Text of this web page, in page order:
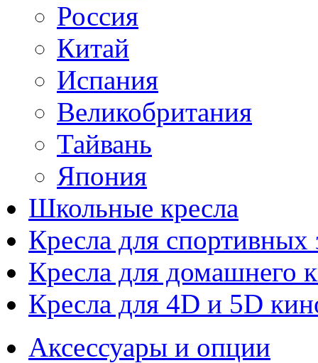
Россия
Китай
Испания
Великобритания
Тайвань
Япония
Школьные кресла
Кресла для спортивных
Кресла для домашнего
Кресла для 4D и 5D
Аксессуары и опции